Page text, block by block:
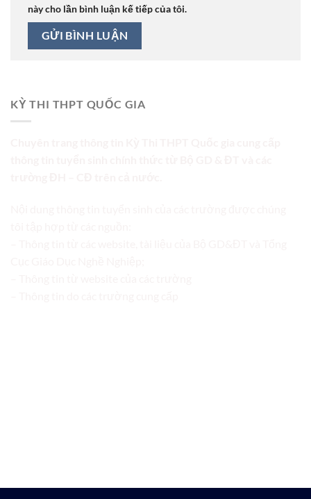
này cho lần bình luận kế tiếp của tôi.
KỲ THI THPT QUỐC GIA